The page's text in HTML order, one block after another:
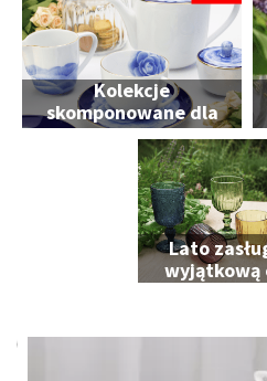
Kolekcje
skomponowane dla
Ciebie
Lato
wyjątkową